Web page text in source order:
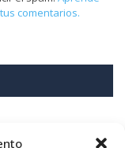
comentarios.